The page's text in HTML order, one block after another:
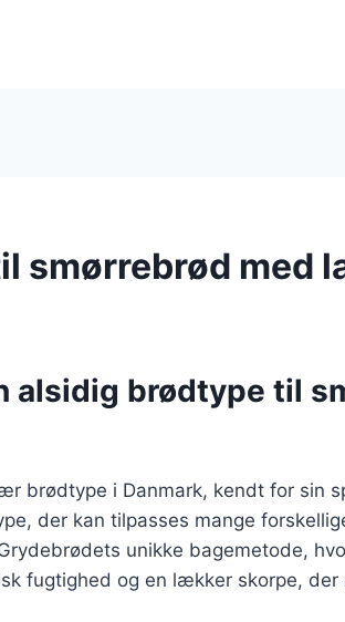
smørrebrød med
alsidig brødtype til
brødtype i Danmark, kendt for sin
der kan tilpasses mange
unikke bagemetode,
fugtighed og en lækker skorpe,